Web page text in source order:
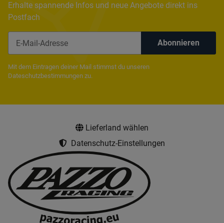
Erhalte spannende Infos und neue Angebote direkt ins
Postfach
Abonnieren
Mit dem Eintragen deiner Mail stimmst du unseren
Dateschutzbestimmungen zu.
Lieferland wählen
Datenschutz-Einstellungen